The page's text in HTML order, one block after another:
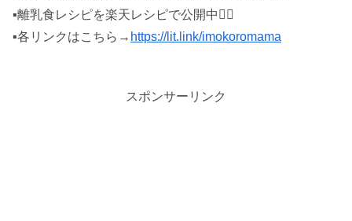
▪離乳食レシピを楽天レシピで公開中♡⃛
▪各リンクはこちら→ https://lit.link/imokoromama
スポンサーリンク